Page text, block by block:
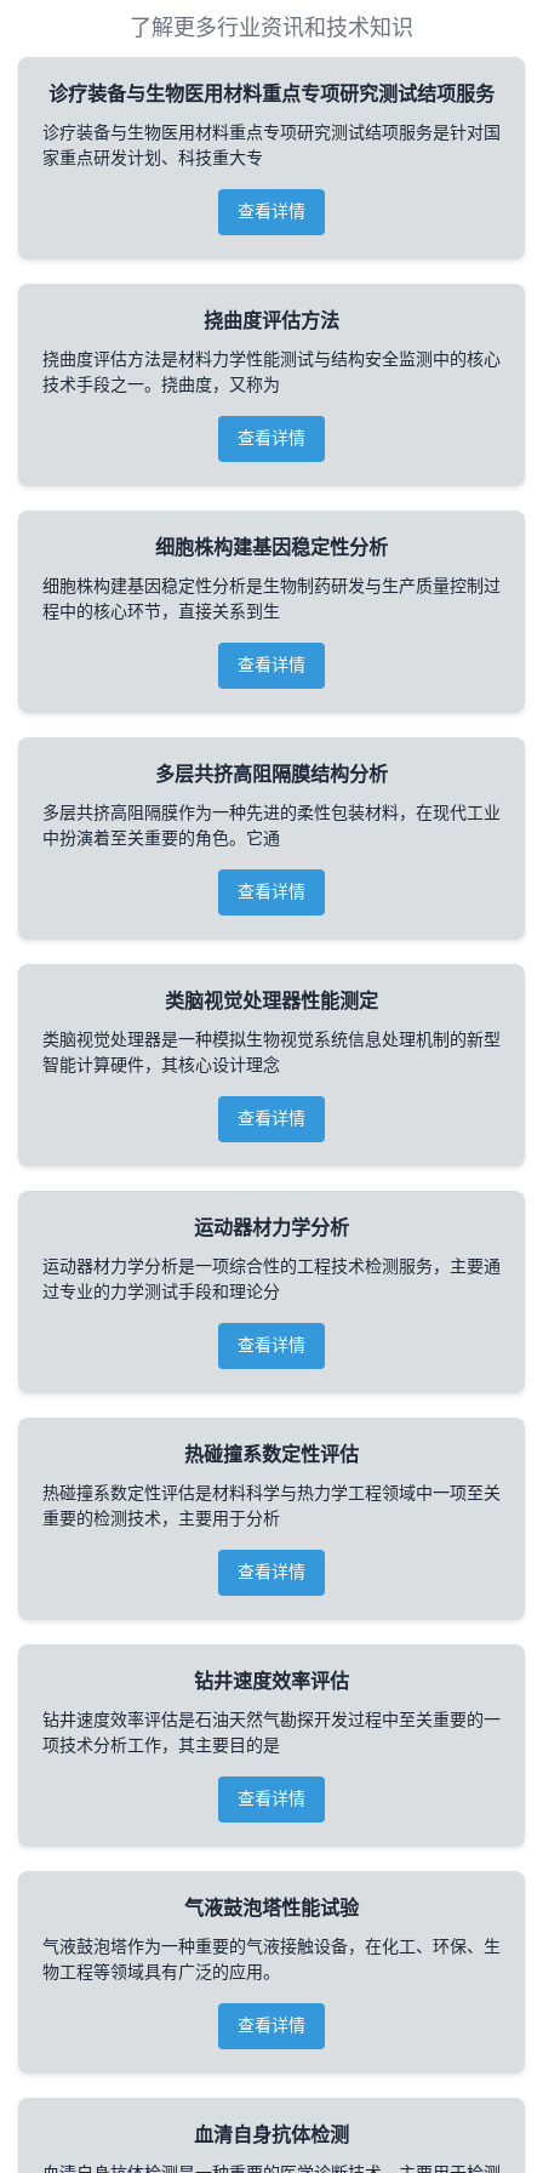
了解更多行业资讯和技术知识
诊疗装备与生物医用材料重点专项研究测试结项服务
诊疗装备与生物医用材料重点专项研究测试结项服务是针对国
家重点研发计划、科技重大专
查看详情
挠曲度评估方法
挠曲度评估方法是材料力学性能测试与结构安全监测中的核心
技术手段之一。挠曲度，又称为
查看详情
细胞株构建基因稳定性分析
细胞株构建基因稳定性分析是生物制药研发与生产质量控制过
程中的核心环节，直接关系到生
查看详情
多层共挤高阻隔膜结构分析
多层共挤高阻隔膜作为一种先进的柔性包装材料，在现代工业
中扮演着至关重要的角色。它通
查看详情
类脑视觉处理器性能测定
类脑视觉处理器是一种模拟生物视觉系统信息处理机制的新型
智能计算硬件，其核心设计理念
查看详情
运动器材力学分析
运动器材力学分析是一项综合性的工程技术检测服务，主要通
过专业的力学测试手段和理论分
查看详情
热碰撞系数定性评估
热碰撞系数定性评估是材料科学与热力学工程领域中一项至关
重要的检测技术，主要用于分析
查看详情
钻井速度效率评估
钻井速度效率评估是石油天然气勘探开发过程中至关重要的一
项技术分析工作，其主要目的是
查看详情
气液鼓泡塔性能试验
气液鼓泡塔作为一种重要的气液接触设备，在化工、环保、生
物工程等领域具有广泛的应用。
查看详情
血清自身抗体检测